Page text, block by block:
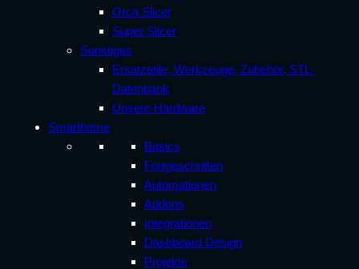
Orca Slicer
Super Slicer
Sonstiges
Ersatzteile, Werkzeuge, Zubehör, STL-
Datenbank
Unsere Hardware
Smarthome
Basics
Fortgeschritten
Automationen
Addons
Integrationen
Dashboard Design
Projekte